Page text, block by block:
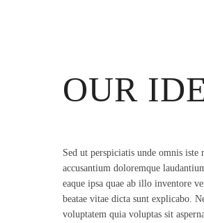
OUR
Sed ut perspiciatis unde omnis iste
accusantium doloremque
eaque ipsa quae ab illo inventore
beatae vitae dicta sunt explicabo.
voluptatem quia voluptas sit